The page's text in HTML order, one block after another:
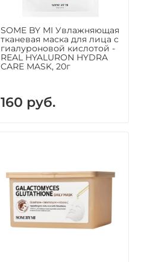
SOME BY MI Увлажняющая
тканевая маска для лица с
гиалуроновой кислотой -
REAL HYALURON HYDRA
CARE MASK, 20г
160 руб.